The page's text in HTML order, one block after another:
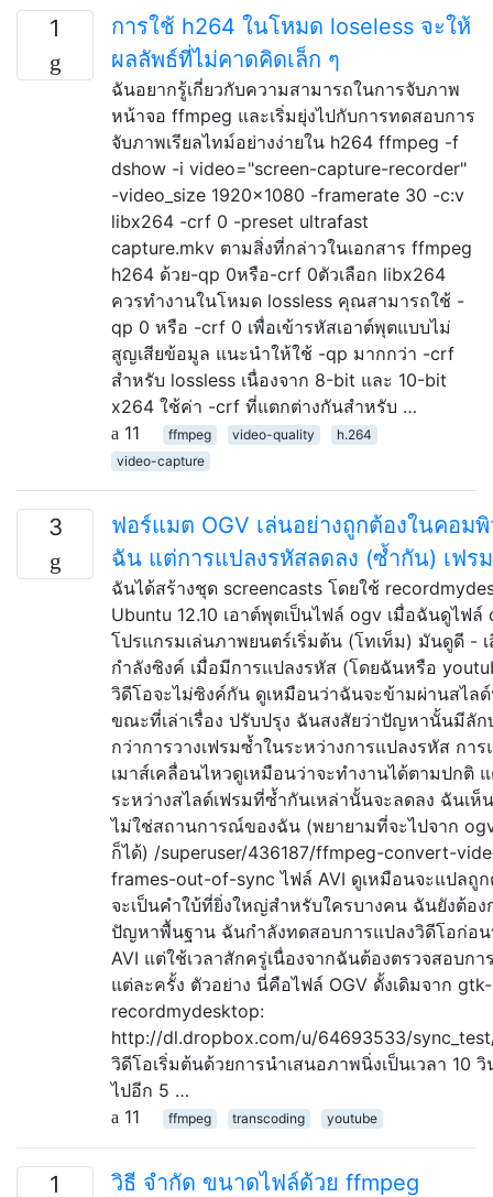
1
การใช้ h264 ในโหมด loseless จะให้
ผลลัพธ์ที่ไม่คาดคิดเล็ก ๆ
ฉันอยากรู้เกี่ยวกับความสามารถในการจับภาพ
หน้าจอ ffmpeg และเริ่มยุ่งไปกับการทดสอบการ
จับภาพเรียลไทม์อย่างง่ายใน h264 ffmpeg -f
dshow -i video="screen-capture-recorder"
-video_size 1920x1080 -framerate 30 -c:v
libx264 -crf 0 -preset ultrafast
capture.mkv ตามสิ่งที่กล่าวในเอกสาร ffmpeg
h264 ด้วย-qp 0หรือ-crf 0ตัวเลือก libx264
ควรทำงานในโหมด lossless คุณสามารถใช้ -
qp 0 หรือ -crf 0 เพื่อเข้ารหัสเอาต์พุตแบบไม่
สูญเสียข้อมูล แนะนำให้ใช้ -qp มากกว่า -crf
สำหรับ lossless เนื่องจาก 8-bit และ 10-bit
x264 ใช้ค่า -crf ที่แตกต่างกันสำหรับ …
11
ffmpeg video-quality
h.264
video-capture
3
ฟอร์แมต OGV เล่นอย่างถูกต้องในคอมพิ
ฉัน แต่การแปลงรหัสลดลง (ซ้ำกัน) เฟรม
ฉันได้สร้างชุด screencasts โดยใช้
Ubuntu 12.10 เอาต์พุตเป็นไฟล์ ogv เมื่อฉันดูไฟล์
โปรแกรมเล่นภาพยนตร์เริ่มต้น (โทเท็ม) มันดูดี - เ
กำลังซิงค์ เมื่อมีการแปลงรหัส (โดยฉันหรือ
วิดีโอจะไม่ซิงค์กัน ดูเหมือนว่าฉันจะข้ามผ่านสไล
ขณะที่เล่าเรื่อง ปรับปรุง ฉันสงสัยว่าปัญหานั้นมีลั
กว่าการวางเฟรมซ้ำในระหว่างการแปลงรหัส กา
เมาส์เคลื่อนไหวดูเหมือนว่าจะทำงานได้ตามปกติ
ระหว่างสไลด์เฟรมที่ซ้ำกันเหล่านั้นจะลดลง ฉันเ
ไม่ใช่สถานการณ์ของฉัน (พยายามที่จะไปจาก
ก็ได้) /superuser/436187/ffmpeg-convert-
frames-out-of-sync ไฟล์ AVI ดูเหมือนจะแปลถู
จะเป็นคำใบ้ที่ยิ่งใหญ่สำหรับใครบางคน ฉันยังต้อ
ปัญหาพื้นฐาน ฉันกำลังทดสอบการแปลงวิดีโอก่อ
AVI แต่ใช้เวลาสักครู่เนื่องจากฉันต้องตรวจสอบกา
แต่ละครั้ง ตัวอย่าง นี่คือไฟล์ OGV ดั้งเดิมจาก gtk-
recordmydesktop:
http://dl.dropbox.com/u/64693533/
วิดีโอเริ่มต้นด้วยการนำเสนอภาพนิ่งเป็นเวลา 10
ไปอีก 5 …
11
ffmpeg transcoding youtube
1 วิธี จำกัด ขนาดไฟล์ด้วย ffmpeg